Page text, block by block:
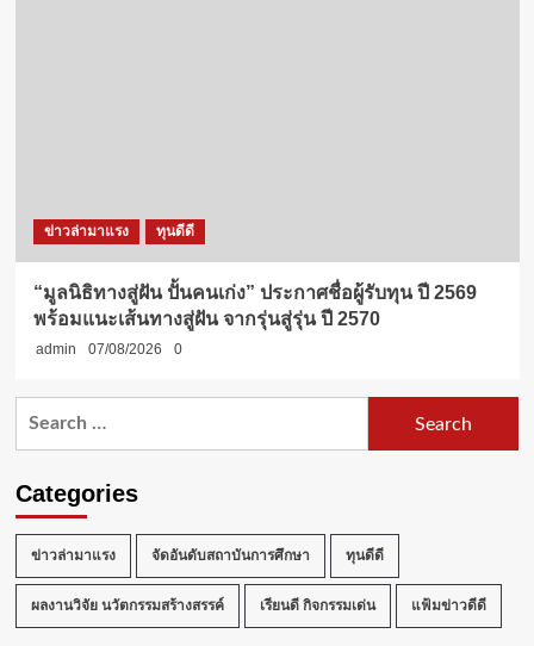
ข่าวล่ามาแรง ทุนดีดี
“มูลนิธิทางสู่ฝัน ปั้นคนเก่ง” ประกาศชื่อผู้รับทุน ปี 2569
พร้อมแนะเส้นทางสู่ฝัน จากรุ่นสู่รุ่น ปี 2570
admin 07/08/2026 0
Categories
ข่าวล่ามาแรง จัดอันดับสถาบันการศึกษา ทุนดีดี
ผลงานวิจัย นวัตกรรมสร้างสรรค์ เรียนดี กิจกรรมเด่น แฟ้มข่าวดีดี